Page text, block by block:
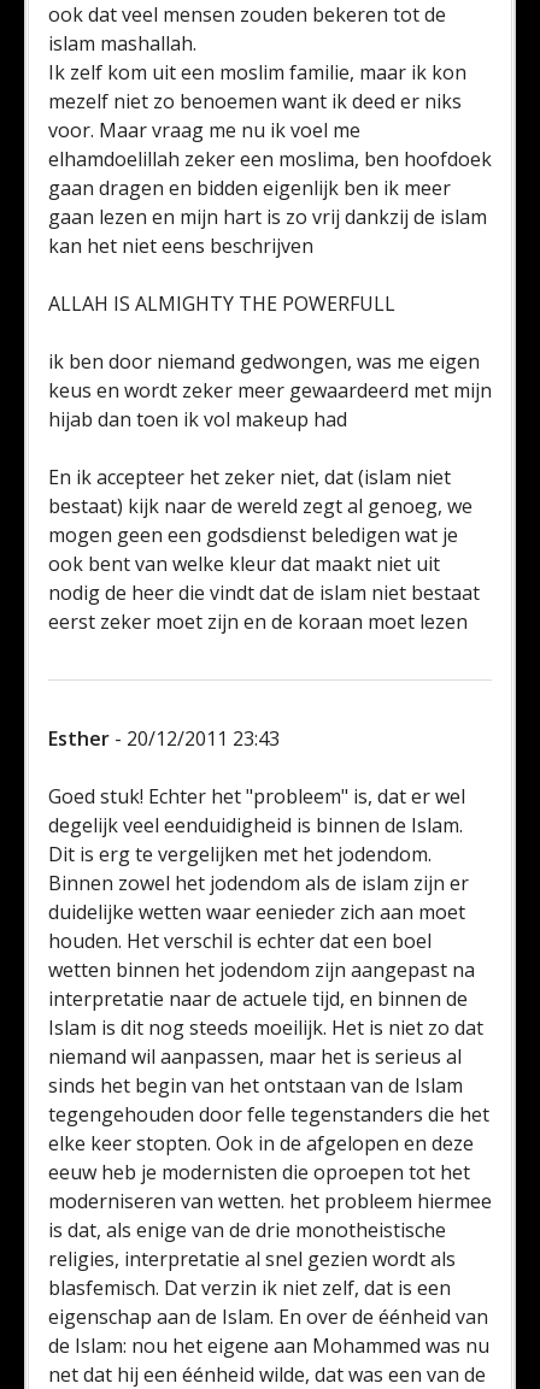
ook dat veel mensen zouden bekeren tot de
islam mashallah.
Ik zelf kom uit een moslim familie, maar ik kon
mezelf niet zo benoemen want ik deed er niks
voor. Maar vraag me nu ik voel me
elhamdoelillah zeker een moslima, ben hoofdoek
gaan dragen en bidden eigenlijk ben ik meer
gaan lezen en mijn hart is zo vrij dankzij de islam
kan het niet eens beschrijven
ALLAH IS ALMIGHTY THE POWERFULL
ik ben door niemand gedwongen, was me eigen
keus en wordt zeker meer gewaardeerd met mijn
hijab dan toen ik vol makeup had
En ik accepteer het zeker niet, dat (islam niet
bestaat) kijk naar de wereld zegt al genoeg, we
mogen geen een godsdienst beledigen wat je
ook bent van welke kleur dat maakt niet uit
nodig de heer die vindt dat de islam niet bestaat
eerst zeker moet zijn en de koraan moet lezen
Esther - 20/12/2011 23:43
Goed stuk! Echter het "probleem" is, dat er wel
degelijk veel eenduidigheid is binnen de Islam.
Dit is erg te vergelijken met het jodendom.
Binnen zowel het jodendom als de islam zijn er
duidelijke wetten waar eenieder zich aan moet
houden. Het verschil is echter dat een boel
wetten binnen het jodendom zijn aangepast na
interpretatie naar de actuele tijd, en binnen de
Islam is dit nog steeds moeilijk. Het is niet zo dat
niemand wil aanpassen, maar het is serieus al
sinds het begin van het ontstaan van de Islam
tegengehouden door felle tegenstanders die het
elke keer stopten. Ook in de afgelopen en deze
eeuw heb je modernisten die oproepen tot het
moderniseren van wetten. het probleem hiermee
is dat, als enige van de drie monotheistische
religies, interpretatie al snel gezien wordt als
blasfemisch. Dat verzin ik niet zelf, dat is een
eigenschap aan de Islam. En over de éénheid van
de Islam: nou het eigene aan Mohammed was nu
net dat hij een éénheid wilde, dat was een van de